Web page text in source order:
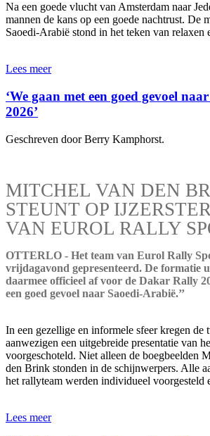
Na een goede vlucht van Amsterdam naar
mannen de kans op een goede nachtrust. De
Saoedi-Arabië stond in het teken van relaxen
Lees meer
‘We gaan met een goed gevoel
2026’
Geschreven door Berry Kamphorst.
MITCHEL VAN DEN
STEUNT OP
VAN EUROL RALLY
OTTERLO - Het team van Eurol Rally
vrijdagavond gepresenteerd. De formatie
daarmee officieel af voor de Dakar Rally
een goed gevoel naar Saoedi-Arabië.’’
In een gezellige en informele sfeer kregen de
aanwezigen een uitgebreide presentatie van
voorgeschoteld. Niet alleen de boegbeelden
den Brink stonden in de schijnwerpers. Alle
het rallyteam werden individueel voorgesteld
Lees meer